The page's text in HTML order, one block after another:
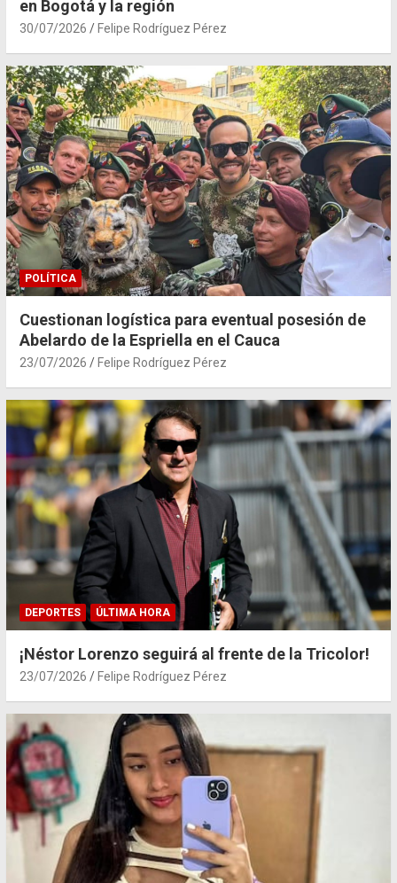
en Bogotá y la región
30/07/2026 Felipe Rodríguez Pérez
POLÍTICA
Cuestionan logística para eventual posesión de
Abelardo de la Espriella en el Cauca
23/07/2026 Felipe Rodríguez Pérez
DEPORTES ÚLTIMA HORA
¡Néstor Lorenzo seguirá al frente de la Tricolor!
23/07/2026 Felipe Rodríguez Pérez